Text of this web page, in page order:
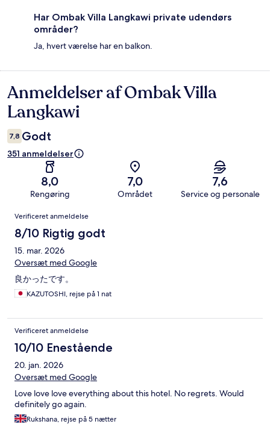
Har Ombak Villa Langkawi private udendørs
områder?
Ja, hvert værelse har en balkon.
Anmeldelser
Anmeldelser af Ombak Villa
Langkawi
7,8 Godt
351 anmeldelser
8,0
Rengøring
7,0
Området
7,6
Service og personale
Anmeldelser
Verificeret anmeldelse
8/10 Rigtig godt
15. mar. 2026
Oversæt med Google
良かったです。
KAZUTOSHI, rejse på 1 nat
Verificeret anmeldelse
10/10 Enestående
20. jan. 2026
Oversæt med Google
Love love love everything about this hotel. No regrets. Would
definitely go again.
Rukshana, rejse på 5 nætter